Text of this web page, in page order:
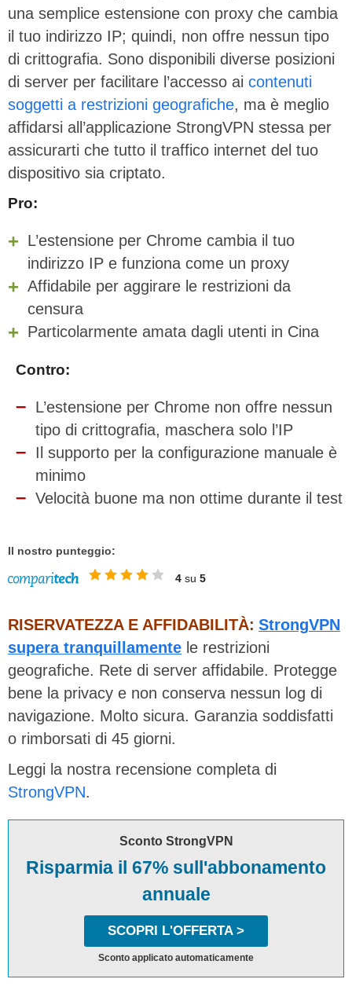
una semplice estensione con proxy che cambia
il tuo indirizzo IP; quindi, non offre nessun tipo
di crittografia. Sono disponibili diverse posizioni
di server per facilitare l’accesso ai contenuti
soggetti a restrizioni geografiche, ma è meglio
affidarsi all’applicazione StrongVPN stessa per
assicurarti che tutto il traffico internet del tuo
dispositivo sia criptato.
Pro:
L’estensione per Chrome cambia il tuo
indirizzo IP e funziona come un proxy
Affidabile per aggirare le restrizioni da
censura
Particolarmente amata dagli utenti in Cina
Contro:
L’estensione per Chrome non offre nessun
tipo di crittografia, maschera solo l’IP
Il supporto per la configurazione manuale è
minimo
Velocità buone ma non ottime durante il test
Il nostro punteggio:
4 su 5
RISERVATEZZA E AFFIDABILITÀ: StrongVPN
supera tranquillamente le restrizioni
geografiche. Rete di server affidabile. Protegge
bene la privacy e non conserva nessun log di
navigazione. Molto sicura. Garanzia soddisfatti
o rimborsati di 45 giorni.
Leggi la nostra recensione completa di
StrongVPN.
Sconto StrongVPN
Risparmia il 67% sull'abbonamento
annuale
SCOPRI L'OFFERTA >
Sconto applicato automaticamente